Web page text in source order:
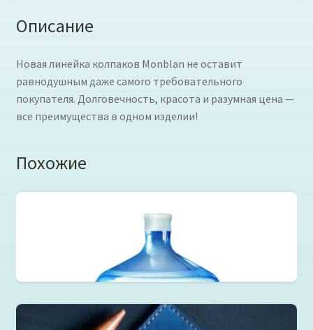
Описание
Новая линейка колпаков Monblan не оставит
равнодушным даже самого требовательного
покупателя. Долговечность, красота и разумная цена —
все преимущества в одном изделии!
Похожие
ОАЗИС ЖИЗНИ №5 Селен (19л)
Читать далее